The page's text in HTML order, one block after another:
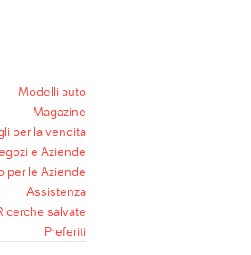
Modelli auto
Magazine
per la vendita
e Aziende
per le Aziende
Assistenza
salvate
Preferiti